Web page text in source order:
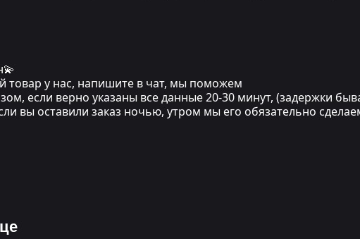
товар у нас, напишите в чат, мы поможем
если верно указаны все данные 20-30 минут, (задержки
вы оставили заказ ночью, утром мы его обязательно